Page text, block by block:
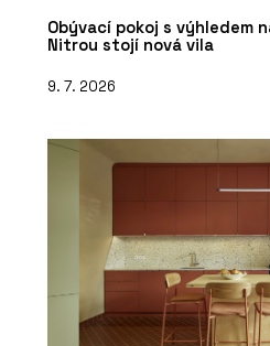
Obývací pokoj s výhledem
Nitrou stojí nová vila
9. 7. 2026